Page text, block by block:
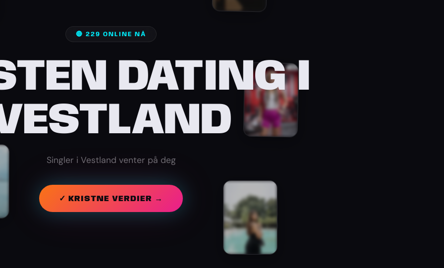
🔴 229 ONLINE NÅ
DATING I
Singler i Vestland venter på deg
✓ KRISTNE VERDIER →